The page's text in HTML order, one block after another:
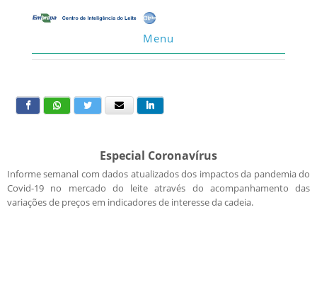
Menu
Especial Coronavírus
Informe semanal com dados atualizados dos impactos da pandemia do
Covid-19 no mercado do leite através do acompanhamento das
variações de preços em indicadores de interesse da cadeia.